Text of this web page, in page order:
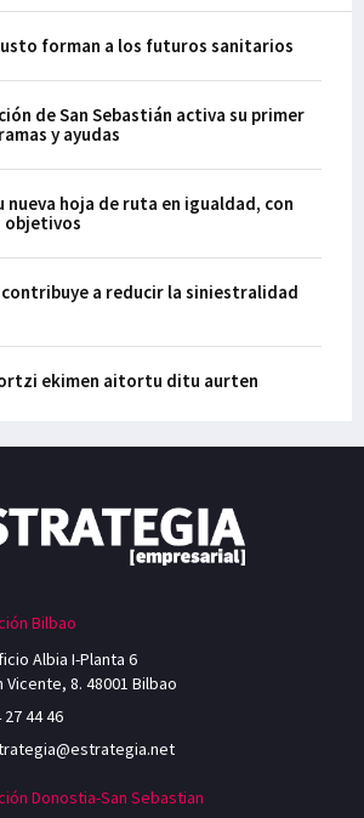
forman a los futuros sanitarios
de San Sebastián activa su primer
y ayudas
nueva hoja de ruta en igualdad, con
objetivos
a reducir la siniestralidad
ekimen aitortu ditu aurten
Bilbao
Albia I-Planta 6
Vicente, 8. 48001 Bilbao
27 44 46
Donostia-San Sebastian